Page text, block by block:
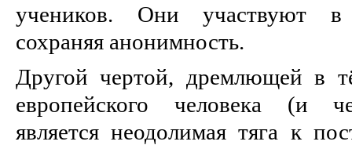
учеников. Они участвуют в
сохраняя анонимность.
Другой чертой, дремлющей в
европейского человека (и
является неодолимая тяга к